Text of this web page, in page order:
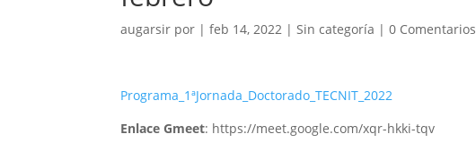
augarsir por |feb 14, 2022 |Sin categoría |0 Comentarios
Programa_1ªJornada_Doctorado_TECNIT_2022
Enlace Gmeet: https://meet.google.com/xqr-hkki-tqv